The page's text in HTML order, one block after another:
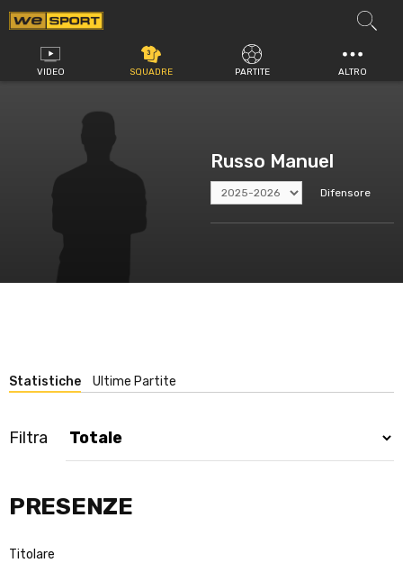
Vai
al
contenuto
VIDEO SQUADRE PARTITE ALTRO
Russo Manuel
Difensore
Statistiche Ultime Partite
Filtra
PRESENZE
Titolare